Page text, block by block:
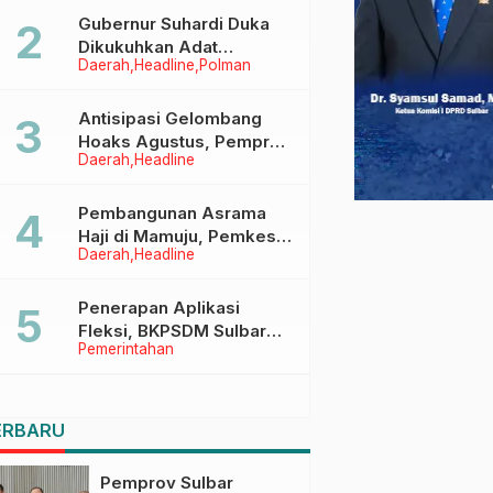
Menggapai Cita-Cita
Daerah Headline Polman
Gubernur Suhardi Duka
Dikukuhkan Adat
Balanipa, Raih Gelar Sulo
Daerah Headline
Antisipasi Gelombang
Hoaks Agustus, Pemprov
Sulbar Ajak Warga Jaga
Daerah Headline
Pembangunan Asrama
Haji di Mamuju, Pemkesra
dan Kementerian Haji
Pemerintahan
Penerapan Aplikasi
Fleksi, BKPSDM Sulbar
Dorong Transformasi
Pemprov Sulbar